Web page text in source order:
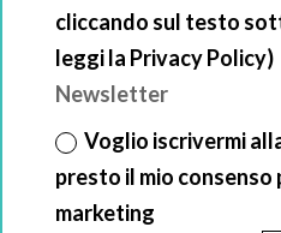
cliccando sul testo
leggi la Privacy Policy)
Newsletter
Voglio iscrivermi
presto il mio
marketing